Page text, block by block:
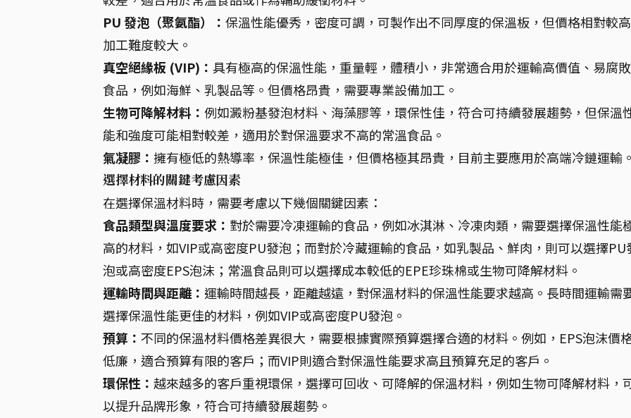
PU 發泡（聚氨酯）： 保溫性能優秀，密度可調，可製作出不同厚度的保溫板，但價格相對較高
加工難度較大。
真空絕緣板 (VIP)： 具有極高的保溫性能，重量輕，體積小，非常適合用於運輸高價值、易腐
食品，例如海鮮、乳製品等。但價格昂貴，需要專業設備加工。
生物可降解材料： 例如澱粉基發泡材料、海藻膠等，環保性佳，符合可持續發展趨勢，但保溫
能和強度可能相對較差，適用於對保溫要求不高的常溫食品。
氣凝膠： 擁有極低的熱導率，保溫性能極佳，但價格極其昂貴，目前主要應用於高端冷鏈運輸。
選擇材料的關鍵考慮因素
在選擇保溫材料時，需要考慮以下幾個關鍵因素：
食品類型與溫度要求： 對於需要冷凍運輸的食品，例如冰淇淋、冷凍肉類，需要選擇保溫性能
高的材料，如VIP或高密度PU發泡；而對於冷藏運輸的食品，如乳製品、鮮肉，則可以選擇PU
泡或高密度EPS泡沫；常溫食品則可以選擇成本較低的EPE珍珠棉或生物可降解材料。
運輸時間與距離： 運輸時間越長，距離越遠，對保溫材料的保溫性能要求越高。長時間運輸需
選擇保溫性能更佳的材料，例如VIP或高密度PU發泡。
預算： 不同的保溫材料價格差異很大，需要根據實際預算選擇合適的材料。例如，EPS泡沫價
低廉，適合預算有限的客戶；而VIP則適合對保溫性能要求高且預算充足的客戶。
環保性： 越來越多的客戶重視環保，選擇可回收、可降解的保溫材料，例如生物可降解材料，
以提升品牌形象，符合可持續發展趨勢。